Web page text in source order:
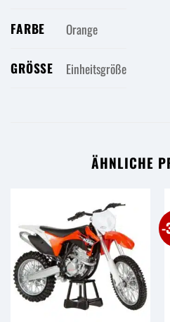
FARBE Orange
GRÖSSE Einheitsgröße
ÄHNLICHE
-